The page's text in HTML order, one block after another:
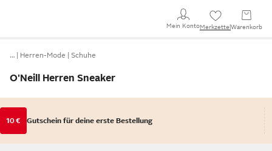
Mein KontoMerkzettel Warenkorb
… Herren-Mode Schuhe
O'Neill Herren Sneaker
10 € Gutschein für deine erste Bestellung